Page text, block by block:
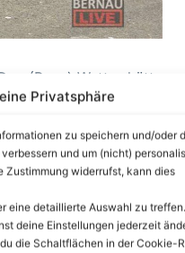
Privatsphäre
zu speichern und/oder
und um (nicht)
Zustimmung widerrufst, kann dies
eine detaillierte Auswahl zu
deine Einstellungen jederzeit
die Schaltflächen in der Cookie-
(Renn) Wetter hätte
Einladung des MSC
Sonntag.
Reifen und